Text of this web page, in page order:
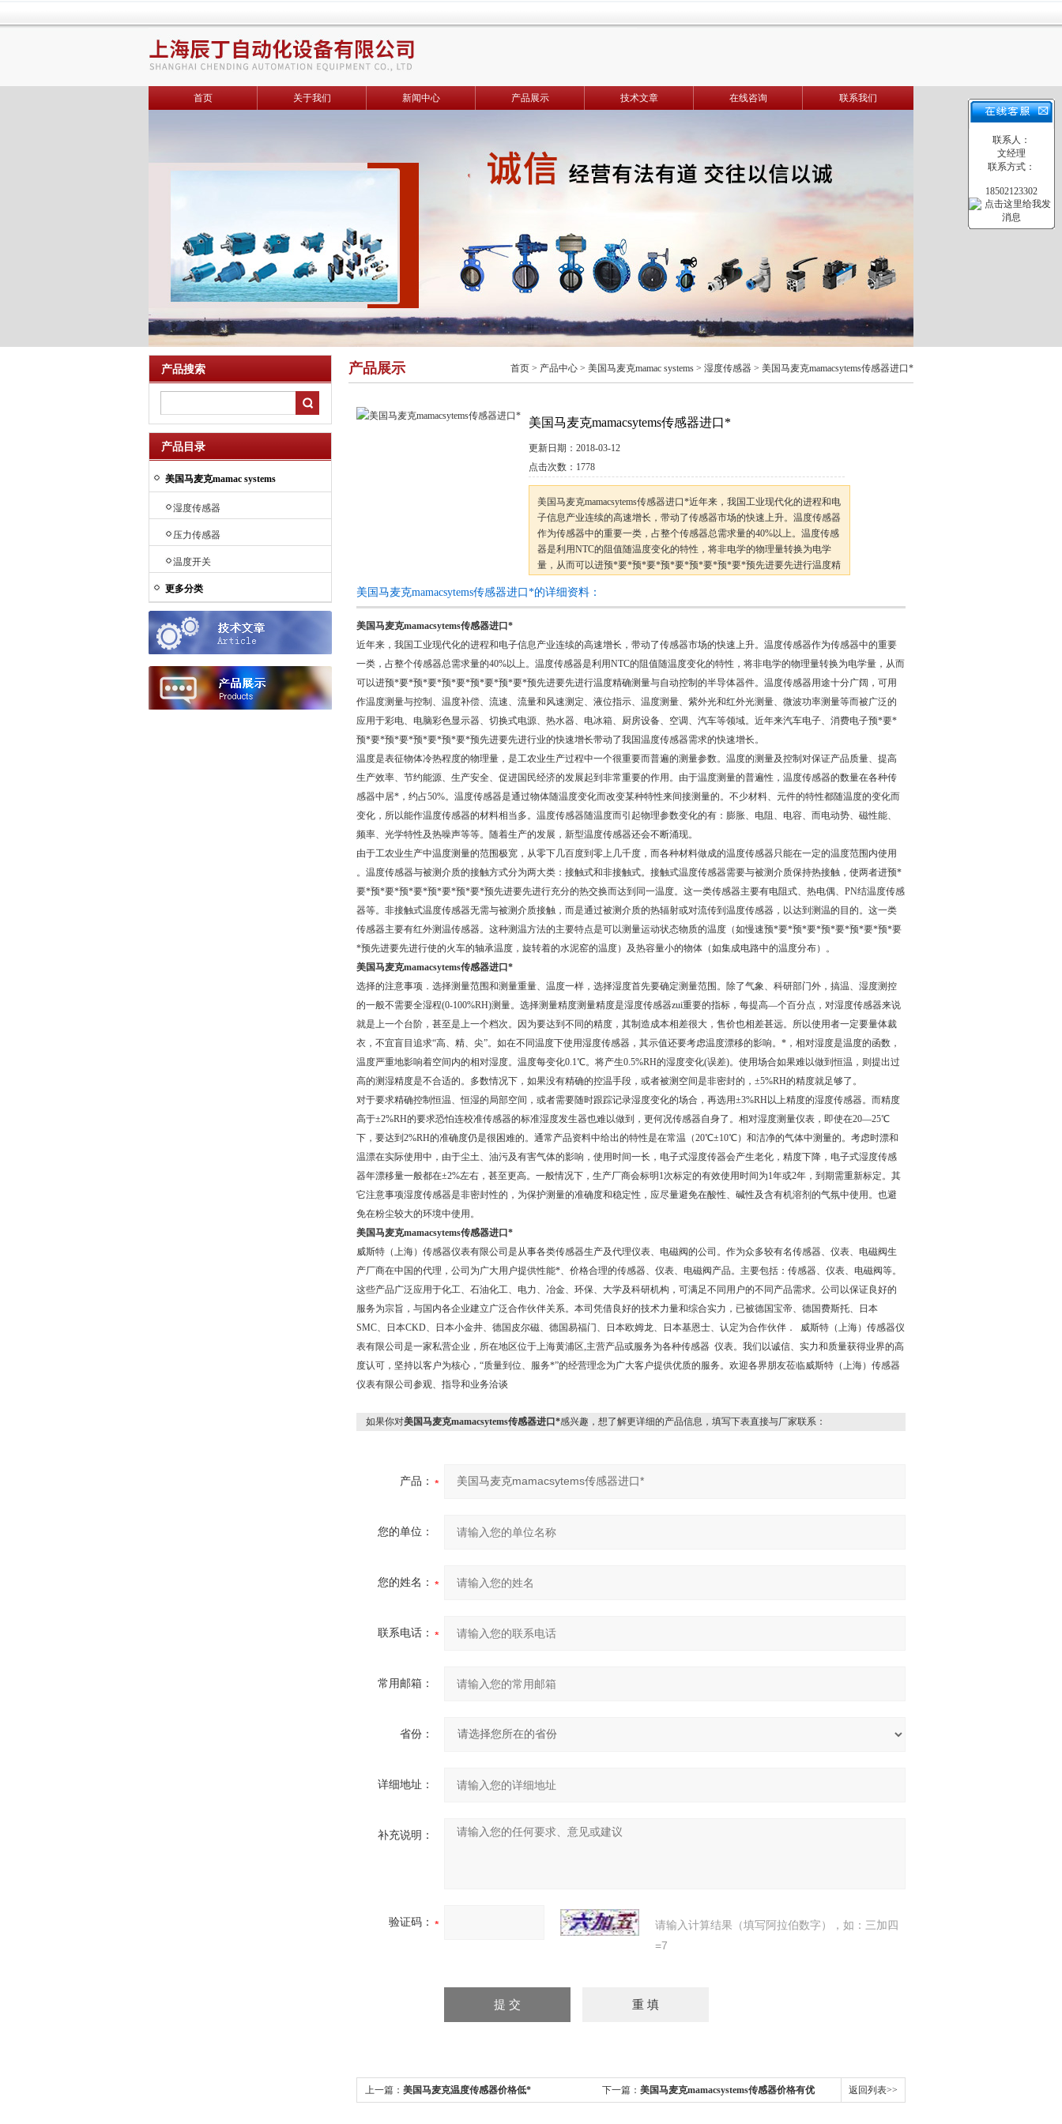
首页 关于我们 新闻中心 产品展示 技术文章 在线咨询 联系我们
产品搜索
产品目录
美国马麦克mamac systems
湿度传感器
压力传感器
温度开关
更多分类
产品展示 首页 > 产品中心 > 美国马麦克mamac systems > 湿度传感器 > 美国马麦克mamacsytems传感器进口*
美国马麦克mamacsytems传感器进口*
更新日期： 2018-03-12
点击次数： 1778
美国马麦克mamacsytems传感器进口*近年来，我国工业现代化的进程和电
子信息产业连续的高速增长，带动了传感器市场的快速上升。温度传感器
作为传感器中的重要一类，占整个传感器总需求量的40%以上。温度传感
器是利用NTC的阻值随温度变化的特性，将非电学的物理量转换为电学
量，从而可以进预*要*预*要*预*要*预*要*预*要*预先进要先进行温度精
测量与控制、温度补偿、流速、流量和风速测定
美国马麦克mamacsytems传感器进口*的详细资料：
美国马麦克mamacsytems传感器进口*
近年来，我国工业现代化的进程和电子信息产业连续的高速增长，带动了传感器市场的快速上升。温度传感器作为传感器中的重要
一类，占整个传感器总需求量的40%以上。温度传感器是利用NTC的阻值随温度变化的特性，将非电学的物理量转换为电学量，从而
可以进预*要*预*要*预*要*预*要*预*要*预先进要先进行温度精确测量与自动控制的半导体器件。温度传感器用途十分广阔，可用
作温度测量与控制、温度补偿、流速、流量和风速测定、液位指示、温度测量、紫外光和红外光测量、微波功率测量等而被广泛的
应用于彩电、电脑彩色显示器、切换式电源、热水器、电冰箱、厨房设备、空调、汽车等领域。近年来汽车电子、消费电子预*要*
预*要*预*要*预*要*预*要*预先进要先进行业的快速增长带动了我国温度传感器需求的快速增长。
温度是表征物体冷热程度的物理量，是工农业生产过程中一个很重要而普遍的测量参数。温度的测量及控制对保证产品质量、提高
生产效率、节约能源、生产安全、促进国民经济的发展起到非常重要的作用。由于温度测量的普遍性，温度传感器的数量在各种传
感器中居*，约占50%。温度传感器是通过物体随温度变化而改变某种特性来间接测量的。不少材料、元件的特性都随温度的变化而
变化，所以能作温度传感器的材料相当多。温度传感器随温度而引起物理参数变化的有：膨胀、电阻、电容、而电动势、磁性能、
频率、光学特性及热噪声等等。随着生产的发展，新型温度传感器还会不断涌现。
由于工农业生产中温度测量的范围极宽，从零下几百度到零上几千度，而各种材料做成的温度传感器只能在一定的温度范围内使用
。温度传感器与被测介质的接触方式分为两大类：接触式和非接触式。接触式温度传感器需要与被测介质保持热接触，使两者进预*
要*预*要*预*要*预*要*预*要*预先进要先进行充分的热交换而达到同一温度。这一类传感器主要有电阻式、热电偶、PN结温度传感
器等。非接触式温度传感器无需与被测介质接触，而是通过被测介质的热辐射或对流传到温度传感器，以达到测温的目的。这一类
传感器主要有红外测温传感器。这种测温方法的主要特点是可以测量运动状态物质的温度（如慢速预*要*预*要*预*要*预*要*预*要
*预先进要先进行使的火车的轴承温度，旋转着的水泥窑的温度）及热容量小的物体（如集成电路中的温度分布）。
美国马麦克mamacsytems传感器进口*
选择的注意事项．选择测量范围和测量重量、温度一样，选择湿度首先要确定测量范围。除了气象、科研部门外，搞温、湿度测控
的一般不需要全湿程(0-100%RH)测量。选择测量精度测量精度是湿度传感器zui重要的指标，每提高—个百分点，对湿度传感器来说
就是上一个台阶，甚至是上一个档次。因为要达到不同的精度，其制造成本相差很大，售价也相差甚远。所以使用者一定要量体裁
衣，不宜盲目追求“高、精、尖”。如在不同温度下使用湿度传感器，其示值还要考虑温度漂移的影响。*，相对湿度是温度的函数，
温度严重地影响着空间内的相对湿度。温度每变化0.1℃。将产生0.5%RH的湿度变化(误差)。使用场合如果难以做到恒温，则提出过
高的测湿精度是不合适的。多数情况下，如果没有精确的控温手段，或者被测空间是非密封的，±5%RH的精度就足够了。
对于要求精确控制恒温、恒湿的局部空间，或者需要随时跟踪记录湿度变化的场合，再选用±3%RH以上精度的湿度传感器。而精度
高于±2%RH的要求恐怕连校准传感器的标准湿度发生器也难以做到，更何况传感器自身了。相对湿度测量仪表，即使在20—25℃
下，要达到2%RH的准确度仍是很困难的。通常产品资料中给出的特性是在常温（20℃±10℃）和洁净的气体中测量的。考虑时漂和
温漂在实际使用中，由于尘土、油污及有害气体的影响，使用时间一长，电子式湿度传器会产生老化，精度下降，电子式湿度传感
器年漂移量一般都在±2%左右，甚至更高。一般情况下，生产厂商会标明1次标定的有效使用时间为1年或2年，到期需重新标定。其
它注意事项湿度传感器是非密封性的，为保护测量的准确度和稳定性，应尽量避免在酸性、碱性及含有机溶剂的气氛中使用。也避
免在粉尘较大的环境中使用。
美国马麦克mamacsytems传感器进口*
威斯特（上海）传感器仪表有限公司是从事各类传感器生产及代理仪表、电磁阀的公司。作为众多较有名传感器、仪表、电磁阀生
产厂商在中国的代理，公司为广大用户提供性能*、价格合理的传感器、仪表、电磁阀产品。主要包括：传感器、仪表、电磁阀等。
这些产品广泛应用于化工、石油化工、电力、冶金、环保、大学及科研机构，可满足不同用户的不同产品需求。公司以保证良好的
服务为宗旨，与国内各企业建立广泛合作伙伴关系。本司凭借良好的技术力量和综合实力，已被德国宝帝、德国费斯托、日本
SMC、日本CKD、日本小金井、德国皮尔磁、德国易福门、日本欧姆龙、日本基恩士、认定为合作伙伴． 威斯特（上海）传感器仪
表有限公司是一家私营企业，所在地区位于上海黄浦区,主营产品或服务为各种传感器 仪表。我们以诚信、实力和质量获得业界的高
度认可，坚持以客户为核心，“质量到位、服务*”的经营理念为广大客户提供优质的服务。欢迎各界朋友莅临威斯特（上海）传感器
仪表有限公司参观、指导和业务洽谈
如果你对美国马麦克mamacsytems传感器进口*感兴趣，想了解更详细的产品信息，填写下表直接与厂家联系：
产品：
您的单位：
您的姓名：
联系电话：
常用邮箱：
省份：
详细地址：
补充说明：
验证码：
请输入计算结果（填写阿拉伯数字），如：三加四
=7
上一篇： 美国马麦克温度传感器价格低* 下一篇： 美国马麦克mamacsystems传感器价格有优 返回列表>>
联系人：
文经理
联系方式：
18502123302